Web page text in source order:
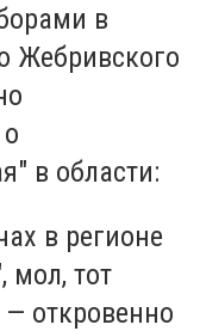
в
Жебривского
в области:
в регионе
мол, тот
— откровенно